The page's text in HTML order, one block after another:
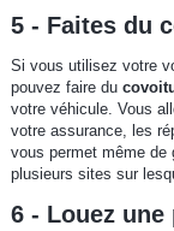
5 - Faites du
Si vous utilisez votre
pouvez faire du
votre véhicule. Vous
votre assurance, les
vous permet même de
plusieurs sites sur
6 - Louez